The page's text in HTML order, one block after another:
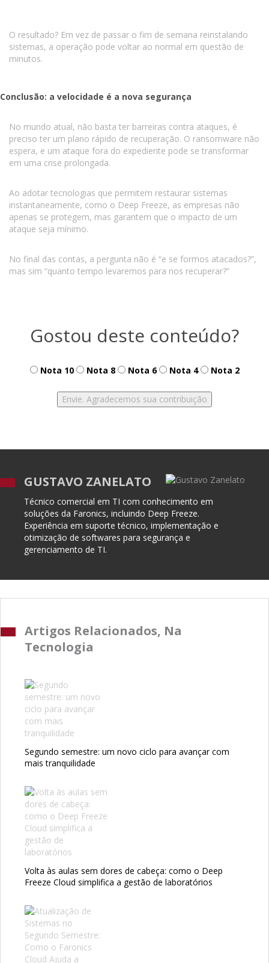
O resultado? Em vez de passar o fim de semana reinstalando
sistemas, a operação pode voltar ao normal em questão de
minutos.
Conclusão: a velocidade é a nova segurança
No mundo atual, não basta ter barreiras contra ataques, é
preciso ter um plano rápido de recuperação. O ransomware não
espera, e um ataque fora do expediente pode se transformar
em uma crise prolongada.
Ao adotar tecnologias que permitem restaurar sistemas
instantaneamente, como o Deep Freeze, as empresas não
apenas se protegem, mas garantem que o impacto de um
ataque seja mínimo.
No final das contas, a pergunta não é “e se formos atacados?”,
mas sim “quanto tempo levaremos para nos recuperar?”
Gostou deste conteúdo?
Nota 10 Nota 8 Nota 6 Nota 4 Nota 2
GUSTAVO ZANELATO
Técnico comercial em TI com conhecimento em
soluções da Faronics, incluindo Deep Freeze.
Experiência em suporte técnico, implementação e
otimização de softwares para segurança e
gerenciamento de TI.
Artigos Relacionados, Na
Tecnologia
Segundo semestre: um novo ciclo para avançar com
mais tranquilidade
Volta às aulas sem dores de cabeça: como o Deep
Freeze Cloud simplifica a gestão de laboratórios